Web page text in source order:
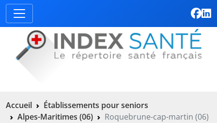
Accueil
Établissements pour seniors
Alpes-Maritimes (06)
Roquebrune-cap-martin (06)